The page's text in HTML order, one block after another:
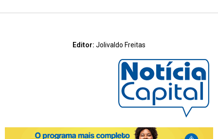
Editor: Jolivaldo Freitas